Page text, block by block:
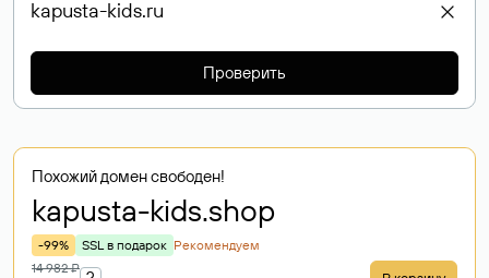
Проверить
Похожий домен свободен!
kapusta-kids.shop
-99% SSL в подарок Рекомендуем
14 982 ₽